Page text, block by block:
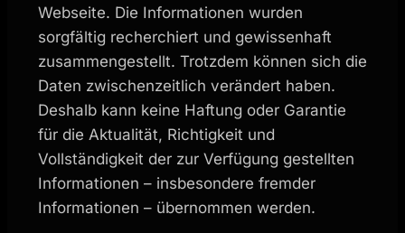
Webseite. Die Informationen wurden
sorgfältig recherchiert und gewissenhaft
zusammengestellt. Trotzdem können sich die
Daten zwischenzeitlich verändert haben.
Deshalb kann keine Haftung oder Garantie
für die Aktualität, Richtigkeit und
Vollständigkeit der zur Verfügung gestellten
Informationen – insbesondere fremder
Informationen – übernommen werden.